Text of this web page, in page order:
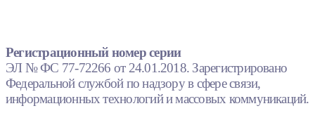
Регистрационный номер серии
ЭЛ № ФС 77-72266 от 24.01.2018. Зарегистрировано
Федеральной службой по надзору в сфере связи,
информационных технологий и массовых коммуникаций.